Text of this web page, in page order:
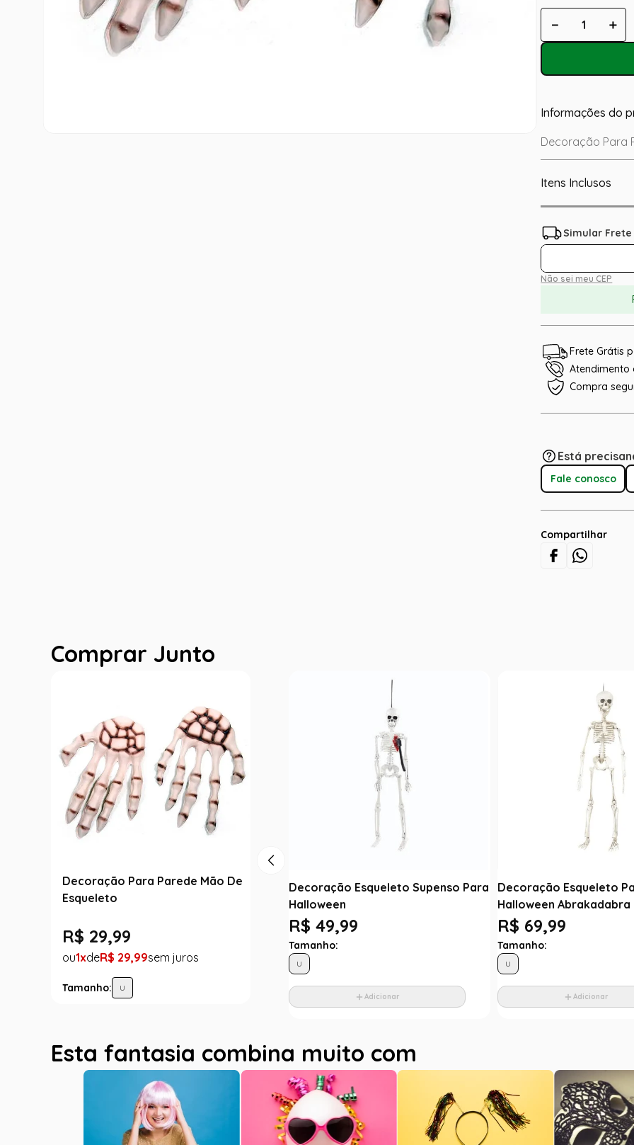
＋
－
Informações do
Decoração Para
Itens Inclusos
Não sei meu CEP
Frete Grátis
Atendimento
Compra
Está
Fale conosco
Compartilhar
Comprar Junto
Decoração Para Parede Mão De
Esqueleto
R$ 29,99
1 R$ 29,99
Tamanho: U
Decoração Esqueleto Supenso Para
Halloween
R$ 49,99
Tamanho:
U
Adicionar
Decoração Esqueleto
Halloween Abrakadabra
R$ 69,99
Tamanho:
U
Adicionar
Esta fantasia combina muito com